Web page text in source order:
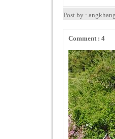
Post by :
Comment : 4